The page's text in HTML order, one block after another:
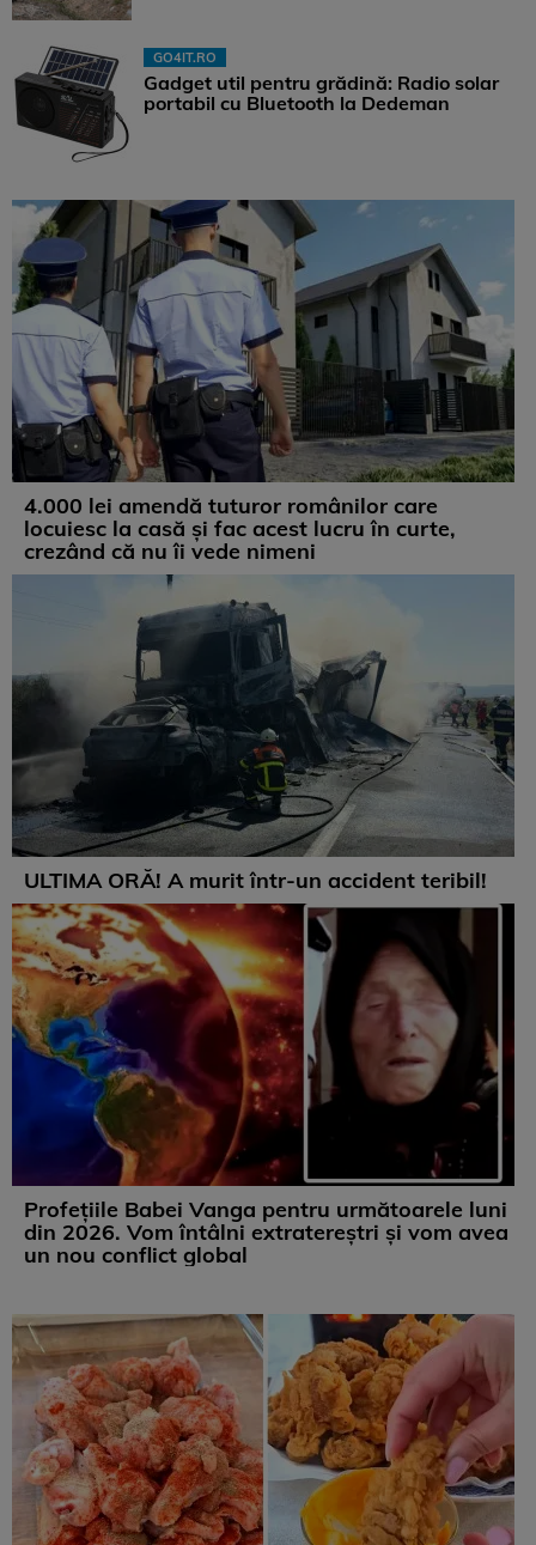
GO4IT.RO
Gadget util pentru grădină: Radio solar
portabil cu Bluetooth la Dedeman
4.000 lei amendă tuturor românilor care
locuiesc la casă și fac acest lucru în curte,
crezând că nu îi vede nimeni
ULTIMA ORĂ! A murit într-un accident teribil!
Profețiile Babei Vanga pentru următoarele luni
din 2026. Vom întâlni extratereștri și vom avea
un nou conflict global